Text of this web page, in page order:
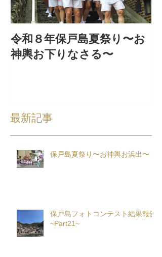
令和８年保戸島夏祭り〜お
神輿お下りなさる〜
最新記事
保戸島夏祭り〜お神輿お浜出〜
保戸島フォトコンテスト結果報告
~Part21~